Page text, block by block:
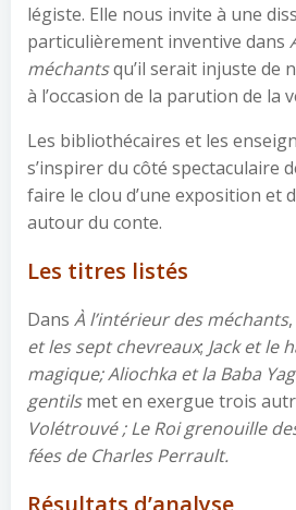
légiste. Elle nous invite à une
particulièrement inventive dans
méchantsqu’il serait injuste de
à l’occasion de la parution de la
Les bibliothécaires et les
s’inspirer du côté spectaculaire
faire le clou d’une exposition et
autour du conte.
Les titres listés
Dans À l’intérieur des méchants
et les sept chevreaux; Jack et le
magique;Aliochka et la Baba
gentilsmet en exergue trois
Volétrouvé ; Le Roi grenouille
fées de Charles Perrault.
Résultats d’analyse